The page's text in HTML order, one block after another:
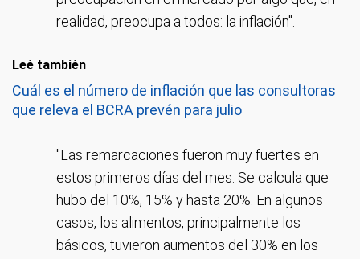
realidad, preocupa a todos: la inflación".
Leé también
Cuál es el número de inflación que las consultoras
que releva el BCRA prevén para julio
"Las remarcaciones fueron muy fuertes en
estos primeros días del mes. Se calcula que
hubo del 10%, 15% y hasta 20%. En algunos
casos, los alimentos, principalmente los
básicos, tuvieron aumentos del 30% en los